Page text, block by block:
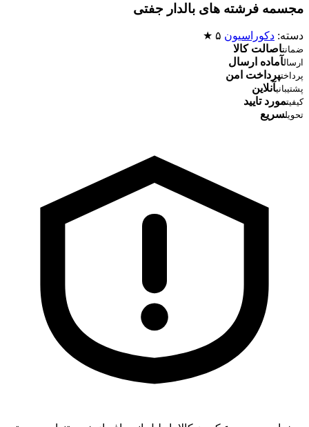
مجسمه فرشته های بالدار جفتی
دسته: دکوراسیون ۵ ★
ضمانتاصالت کالا
ارسالآماده ارسال
پرداختپرداخت امن
پشتیبانیآنلاین
کیفیتمورد تایید
تحویلسریع